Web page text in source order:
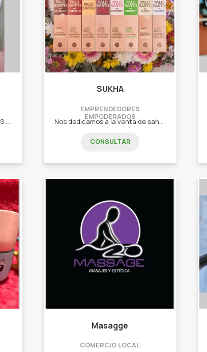
Venta de núcleos de LOMBRICES ROJAS CALIFORNIANAS, COMPOSTERAS 100% de plástico reciclado y HUMUS LÍQUIDO para abonar tus plantas.
SUKHA
EMPRENDEDORES
EMPODERADOS
Nos dedicamos a la venta de sahumerios, cascadas de humo, difusores y más... -Sahumerios. -Productos Sagrada Madre. -Productos Aromanza. -Iluminarte. -Cascadas de humo. -Difusores. -Portas sahumerios. -Velas. -Sahumos. -Cuencos. -Esencias.
CONSULTAR
Masagge
COMERCIO LOCAL